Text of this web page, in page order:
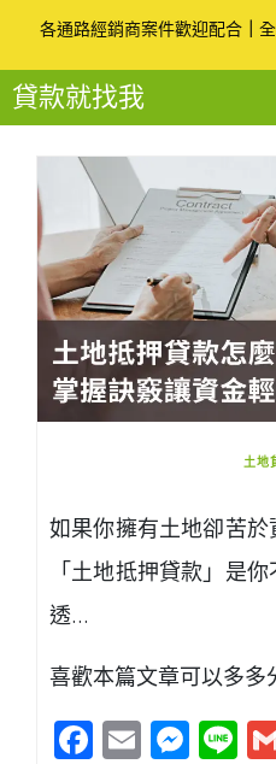
to
content
各通路經銷商案件歡迎配合
貸款就找我
土地
如果你擁有土地卻苦
「土地抵押貸款」是
透…
喜歡本篇文章可以多多
Facebook
Email